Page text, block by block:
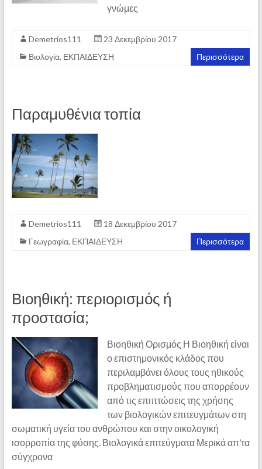
γνώμες
Demetrios111
23 Δεκεμβρίου 2017
Βιολογία, ΕΚΠΑΙΔΕΥΣΗ Περισσότερα
Παραμυθένια τοπία
Demetrios111
18 Δεκεμβρίου 2017
Γεωγραφία, ΕΚΠΑΙΔΕΥΣΗ Περισσότερα
Βιοηθική: περιορισμός ή
προστασία;
Βιοηθική Ορισμός Η Βιοηθική είναι
ο επιστημονικός κλάδος που
περιλαμβάνει όλους τους ηθικούς
προβληματισμούς που απορρέουν
από τις επιπτώσεις της χρήσης
των βιολογικών επιτευγμάτων στη
σωματική υγεία του ανθρώπου και στην οικολογική
ισορροπία της φύσης. Βιολογικά επιτεύγματα Μερικά απ’τα
σύγχρονα